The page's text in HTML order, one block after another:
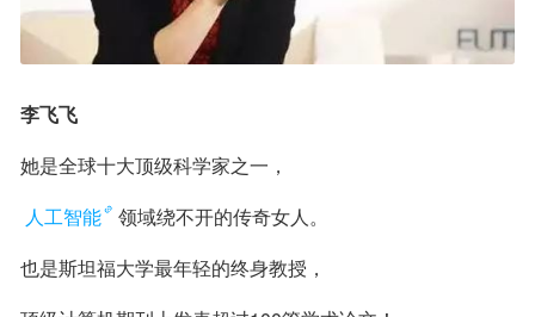
李飞飞
她是全球十大顶级科学家之一，
人工智能
领域绕不开的传奇女人。
也是斯坦福大学最年轻的终身教授，